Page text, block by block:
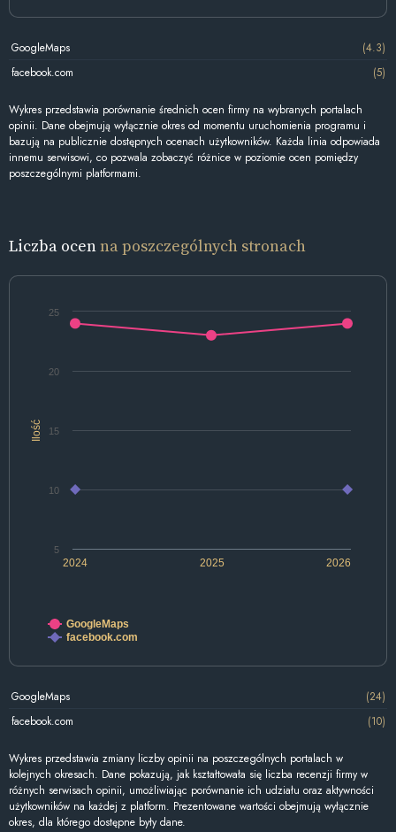
GoogleMaps
(4.3)
facebook.com
(5)
Wykres przedstawia porównanie średnich ocen firmy na wybranych portalach
opinii. Dane obejmują wyłącznie okres od momentu uruchomienia programu i
bazują na publicznie dostępnych ocenach użytkowników. Każda linia odpowiada
innemu serwisowi, co pozwala zobaczyć różnice w poziomie ocen pomiędzy
poszczególnymi platformami.
Liczba ocenna poszczególnych stronach
Ilość
2024 2025 2026
10
20
5
15
25
GoogleMaps
facebook.com
GoogleMaps
(24)
facebook.com
(10)
Wykres przedstawia zmiany liczby opinii na poszczególnych portalach w
kolejnych okresach. Dane pokazują, jak kształtowała się liczba recenzji firmy w
różnych serwisach opinii, umożliwiając porównanie ich udziału oraz aktywności
użytkowników na każdej z platform. Prezentowane wartości obejmują wyłącznie
okres, dla którego dostępne były dane.